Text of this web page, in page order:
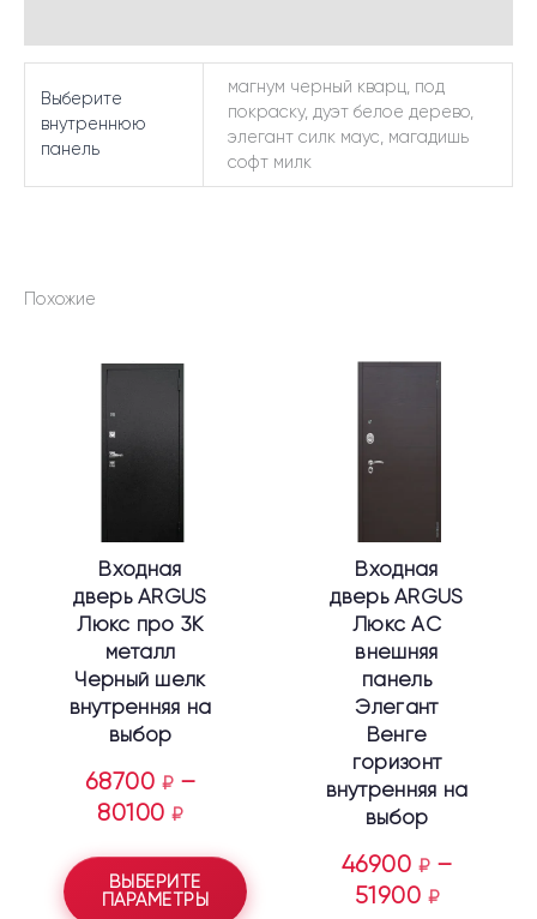
Выберите
внутреннюю
панель
магнум черный кварц, под
покраску, дуэт белое дерево,
элегант силк маус, магадишь
софт милк
Похожие
Входная
дверь ARGUS
Люкс про 3К
металл
Черный шелк
внутренняя на
выбор
68700 ₽ –
80100₽
ВЫБЕРИТЕ
ПАРАМЕТРЫ
товар
выбрать
на
странице
товара.
Входная
дверь ARGUS
Люкс АС
внешняя
панель
Элегант
Венге
горизонт
внутренняя на
выбор
46900 ₽ –
51900 ₽
товар
выбрать
на
странице
товара.